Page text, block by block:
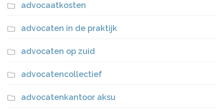
advocaatkosten
advocaten in de praktijk
advocaten op zuid
advocatencollectief
advocatenkantoor aksu